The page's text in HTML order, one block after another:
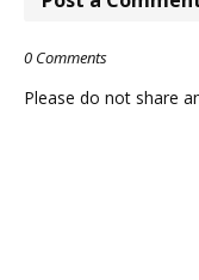
0 Comments
Please do not share